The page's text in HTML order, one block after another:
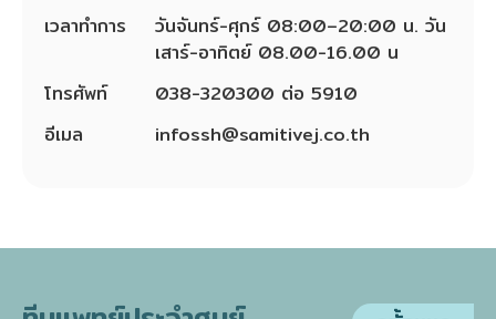
เวลาทำการ
วันจันทร์-ศุกร์ 08:00–20:00 น. วัน
เสาร์-อาทิตย์ 08.00-16.00 น
โทรศัพท์
038-320300 ต่อ 5910
อีเมล
infossh@samitivej.co.th